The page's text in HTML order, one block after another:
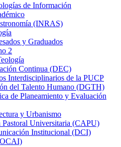
de Información
(INRAS)
y Graduados
2
Continua (DEC)
Interdisciplinarios de la PUCP
del Talento Humano (DGTH)
de Planeamiento y Evaluación
y Urbanismo
Pastoral Universitaria (CAPU)
Institucional (DCI)